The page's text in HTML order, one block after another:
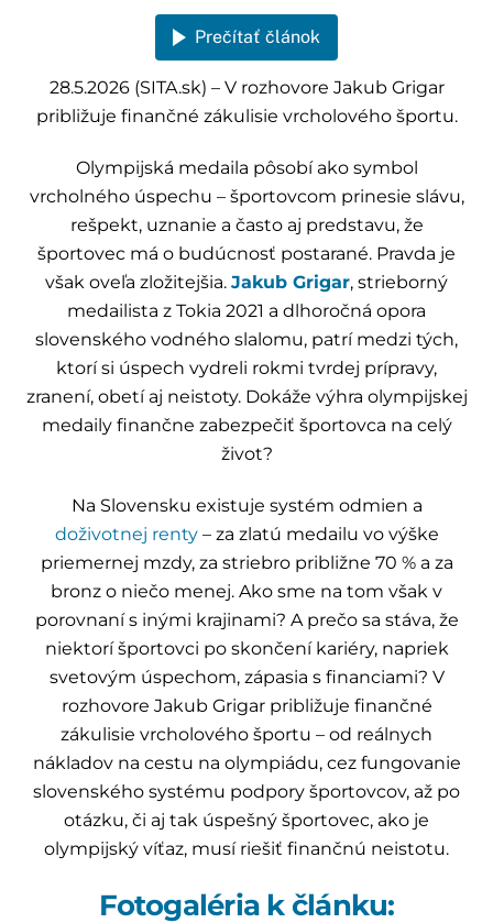
Prečítať článok
28.5.2026 (SITA.sk) – V rozhovore Jakub Grigar
približuje finančné zákulisie vrcholového športu.
Olympijská medaila pôsobí ako symbol
vrcholného úspechu – športovcom prinesie slávu,
rešpekt, uznanie a často aj predstavu, že
športovec má o budúcnosť postarané. Pravda je
však oveľa zložitejšia. Jakub Grigar, strieborný
medailista z Tokia 2021 a dlhoročná opora
slovenského vodného slalomu, patrí medzi tých,
ktorí si úspech vydreli rokmi tvrdej prípravy,
zranení, obetí aj neistoty. Dokáže výhra olympijskej
medaily finančne zabezpečiť športovca na celý
život?
Na Slovensku existuje systém odmien a
doživotnej renty– za zlatú medailu vo výške
priemernej mzdy, za striebro približne 70 % a za
bronz o niečo menej. Ako sme na tom však v
porovnaní s inými krajinami? A prečo sa stáva, že
niektorí športovci po skončení kariéry, napriek
svetovým úspechom, zápasia s financiami? V
rozhovore Jakub Grigar približuje finančné
zákulisie vrcholového športu – od reálnych
nákladov na cestu na olympiádu, cez fungovanie
slovenského systému podpory športovcov, až po
otázku, či aj tak úspešný športovec, ako je
olympijský víťaz, musí riešiť finančnú neistotu.
Fotogaléria k článku: